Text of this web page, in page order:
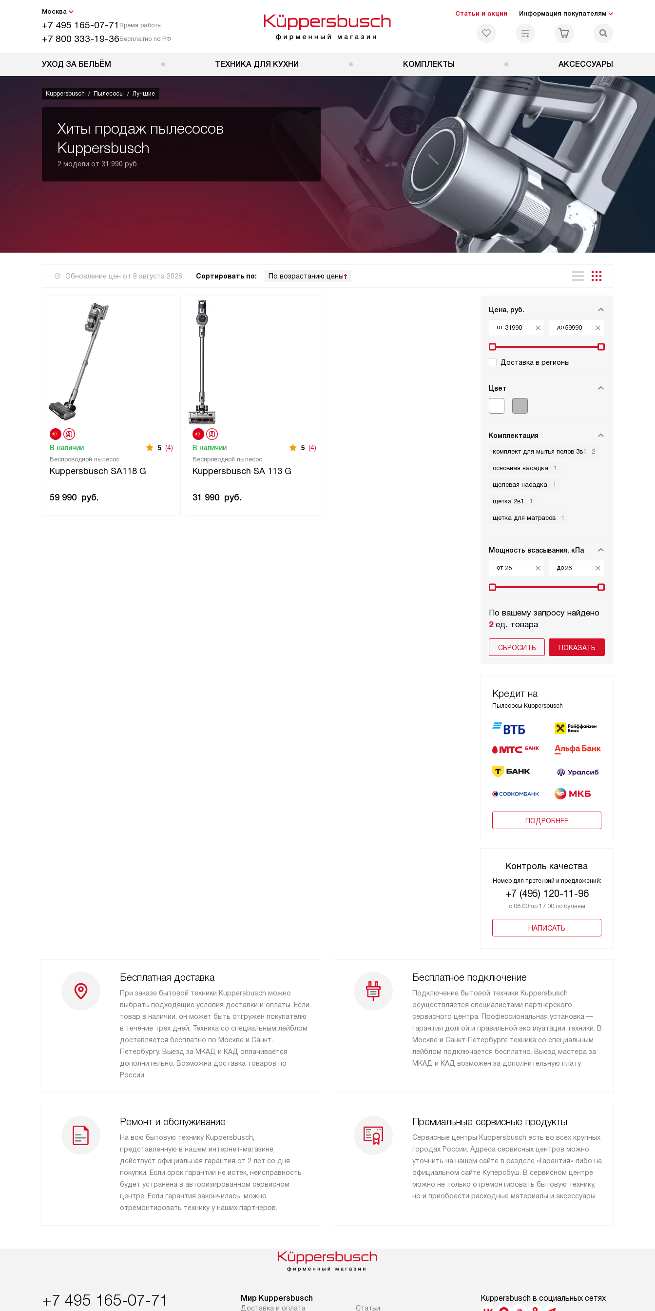
Москва
+7 495 165-07-71 Время работы
+7 800 333-19-36Бесплатно по РФ
Статьи и акции Информация покупателям
УХОД ЗА БЕЛЬЁМ ТЕХНИКА ДЛЯ КУХНИ КОМПЛЕКТЫ АКСЕССУАРЫ
Kuppersbusch Пылесосы Лучшие
Хиты продаж пылесосов
Kuppersbusch
2 модели от 31 990 руб.
Обновление цен от 8 августа 2026 Сортировать по: По возрастанию цены
Цена, руб.
от до
Доставка в регионы
Цвет
Комплектация
комплект для мытья полов 3в1 2
основная насадка 1
щелевая насадка 1
щетка 2в1 1
щетка для матрасов 1
Мощность всасывания, кПа
от до
По вашему запросу найдено
2ед. товара
СБРОСИТЬ
Кредит на
Пылесосы Kuppersbusch
ПОДРОБНЕЕ
Контроль качества
Номер для претензий и предложений:
+7 (495) 120-11-96
с 08:00 до 17:00 по будням
НАПИСАТЬ
Беспроводной пылесос
Kuppersbusch SA118 G
В наличии 5 (4)
59 990 руб.
Беспроводной пылесос
Kuppersbusch SA 113 G
В наличии 5 (4)
31 990 руб.
Бесплатная доставка
При заказе бытовой техники Kuppersbusch можно
выбрать подходящие условия доставки и оплаты. Если
товар в наличии, он может быть отгружен покупателю
в течение трех дней. Техника со специальным лейблом
доставляется бесплатно по Москве и Санкт-
Петербургу. Выезд за МКАД и КАД оплачивается
дополнительно. Возможна доставка товаров по
России.
Бесплатное подключение
Подключение бытовой техники Kuppersbusch
осуществляется специалистами партнерского
сервисного центра. Профессиональная установка —
гарантия долгой и правильной эксплуатации техники. В
Москве и Санкт-Петербурге техника со специальным
лейблом подключается бесплатно. Выезд мастера за
МКАД и КАД возможен за дополнительную плату.
Ремонт и обслуживание
На всю бытовую технику Kuppersbusch,
представленную в нашем интернет-магазине,
действует официальная гарантия от 2 лет со дня
покупки. Если срок гарантии не истек, неисправность
будет устранена в авторизированном сервисном
центре. Если гарантия закончилась, можно
отремонтировать технику у наших партнеров.
Премиальные сервисные продукты
Сервисные центры Kuppersbusch есть во всех крупных
городах России. Адреса сервисных центров можно
уточнить на нашем сайте в разделе «Гарантия» либо на
официальном сайте Куперсбуш. В сервисном центре
можно не только отремонтировать бытовую технику,
но и приобрести расходные материалы и аксессуары.
+7 495 165-07-71 Мир Kuppersbusch
Доставка и оплата Cтатьи
Kuppersbusch в социальных сетях